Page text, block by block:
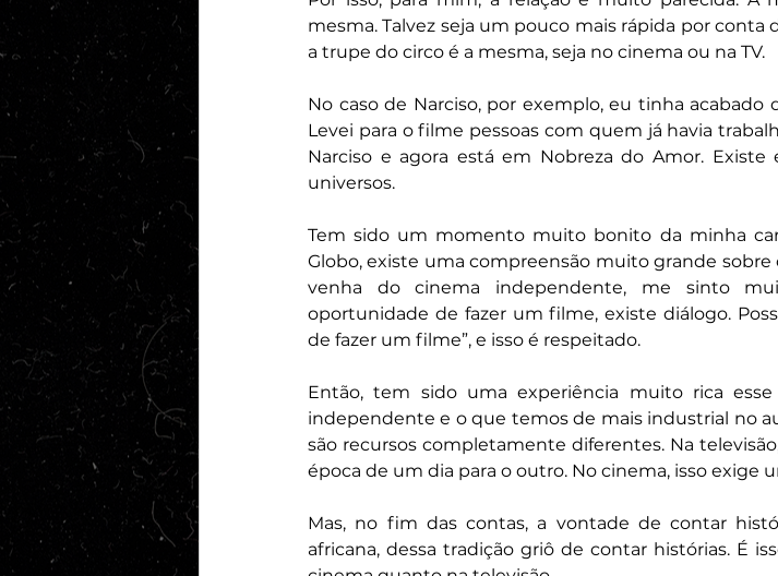
mesma. Talvez seja um pouco mais rápida por conta
a trupe do circo é a mesma, seja no cinema ou na TV.
No caso de Narciso, por exemplo, eu tinha acabado
Levei para o filme pessoas com quem já havia
Narciso e agora está em Nobreza do Amor.
universos.
Tem sido um momento muito bonito da minha
Globo, existe uma compreensão muito grande
venha do cinema independente, me sinto
oportunidade de fazer um filme, existe diálogo.
de fazer um filme”, e isso é respeitado.
Então, tem sido uma experiência muito rica
independente e o que temos de mais industrial no
são recursos completamente diferentes. Na
época de um dia para o outro. No cinema, isso exige
Mas, no fim das contas, a vontade de contar
africana, dessa tradição griô de contar histórias. É